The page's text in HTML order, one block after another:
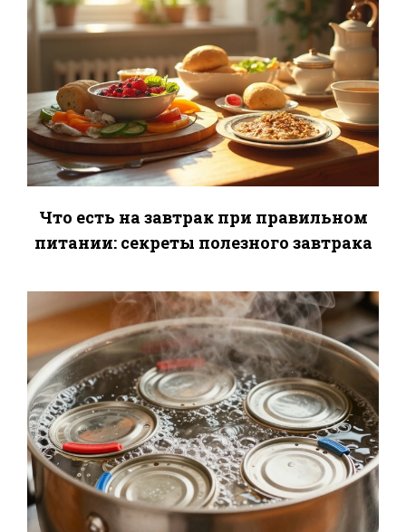
Что есть на завтрак при правильном
питании: секреты полезного завтрака